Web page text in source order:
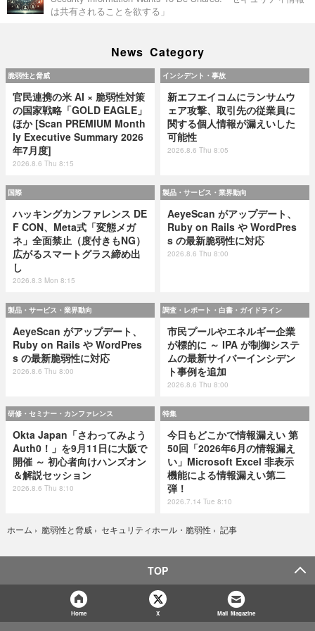
は共有されることを欲する」
News Category
脆弱性と脅威
官民連携の米 AI × 脆弱性対策
の国家戦略「GOLD EAGLE」
ほか [Scan PREMIUM Month
ly Executive Summary 2026
年7月度]
2026.8.6 Thu 8:15
インシデント・事故
新エフエイコムにランサムウ
ェア攻撃、取引先の従業員に
関する個人情報が漏えいした
可能性
2026.8.6 Thu 8:05
国際
ハッキングカンファレンス DE
F CON、Meta式「変態メガ
ネ」全面禁止（度付きもNG）
広がるスマートグラス締め出
し
2026.8.3 Mon 8:15
製品・サービス・業界動向
AeyeScan がアップデート、
Ruby on Rails や WordPres
s の最新脆弱性に対応
2026.8.6 Thu 8:00
製品・サービス・業界動向
AeyeScan がアップデート、
Ruby on Rails や WordPres
s の最新脆弱性に対応
2026.8.6 Thu 8:00
調査・レポート・白書・ガイドライン
市民プールやエネルギー企業
が標的に ～ IPA が制御システ
ムの最新サイバーインシデン
ト事例を追加
2026.8.6 Thu 8:00
研修・セミナー・カンファレンス
Okta Japan「さわってみよう
Auth0！」を9月11日に大阪で
開催 ～ 初心者向けハンズオン
＆解説セッション
2026.8.6 Thu 8:10
特集
今日もどこかで情報漏えい 第
50回「2026年6月の情報漏え
い」Microsoft Excel 非表示
機能による情報漏えい第二
弾！
2026.7.14 Tue 8:10
ホーム › 脆弱性と脅威 › セキュリティホール・脆弱性 › 記事
TOP
Home X Mail Magazine